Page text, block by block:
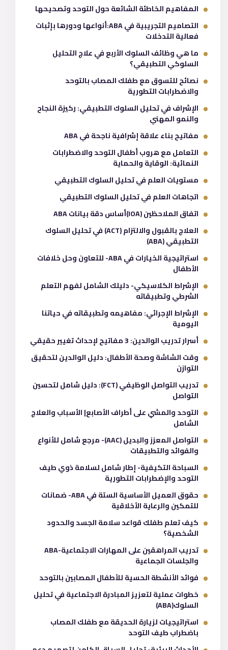
المفاهيم الخاطئة الشائعة حول التوحد وتصحيحها
التصاميم التجريبية في ABA:أنواعها ودورها بإثبات
فعالية التدخلات
ما هي وظائف السلوك الأربع في علاج التحليل
السلوكي التطبيقي؟
نصائح للتسوق مع طفلك المصاب بالتوحد
والاضطرابات التطورية
الإشراف في تحليل السلوك التطبيقي: ركيزة النجاح
والنمو المهني
مفاتيح بناء علاقة إشرافية ناجحة في ABA
التعامل مع هروب أطفال التوحد والاضطرابات
النمائية: الوقاية والحماية
مستويات العلم في تحليل السلوك التطبيقي
اتجاهات العلم في تحليل السلوك التطبيقي
اتفاق الملاحظين (IOA)أساس دقة بيانات ABA
العلاج بالقبول والالتزام (ACT) في تحليل السلوك
التطبيقي (ABA)
استراتيجية الخيارات في ABA- للتعاون وحل خلافات
الأطفال
الإشراط الكلاسيكي- دليلك الشامل لفهم التعلم
الشرطي وتطبيقاته
الإشراط الإجرائي: مفاهيمه وتطبيقاته في حياتنا
اليومية
أسرار تدريب الوالدين: 3 مفاتيح لإحداث تغيير حقيقي
وقت الشاشة وصحة الأطفال: دليل الوالدين لتحقيق
التوازن
تدريب التواصل الوظيفي (FCT): دليل شامل لتحسين
التواصل
التوحد والمشي على أطراف الأصابع| الأسباب والعلاج
الشامل
التواصل المعزز والبديل (AAC)- مرجع شامل للأنواع
والفوائد والتطبيقات
السباحة التكيفية- إطار شامل لسلامة ذوي طيف
التوحد والإضطرابات التطورية
حقوق العميل الأساسية الستة في ABA- ضمانات
للتمكين والرعاية الأخلاقية
كيف تعلم طفلك قواعد سلامة الجسد والحدود
الشخصية؟
تدريب المراهقين على المهارات الاجتماعية-ABA
والجلسات الجماعية
فوائد الأنشطة الحسية للأطفال المصابين بالتوحد
خطوات عملية لتعزيز المبادرة الاجتماعية في تحليل
السلوك(ABA)
استراتيجيات لزيارة الحديقة مع طفلك المصاب
باضطراب طيف التوحد